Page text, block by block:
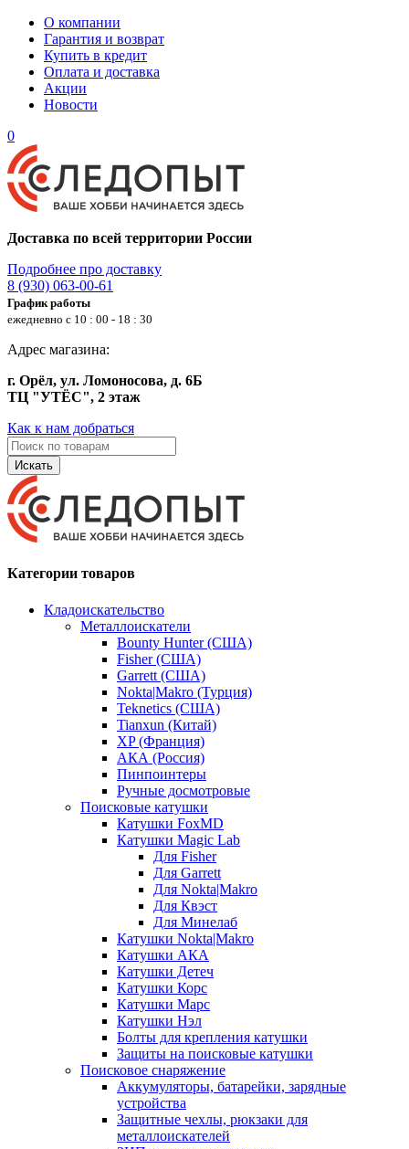
О компании
Гарантия и возврат
Купить в кредит
Оплата и доставка
Акции
Новости
0
Доставка по всей территории России
Подробнее про доставку
8 (930) 063-00-61
График работы
ежедневно с 10 : 00 - 18 : 30
Адрес магазина:
г. Орёл, ул. Ломоносова, д. 6Б
ТЦ "УТЁС", 2 этаж
Как к нам добраться
Искать
Категории товаров
Кладоискательство
Металлоискатели
Bounty Hunter (США)
Fisher (США)
Garrett (США)
Nokta|Makro (Турция)
Teknetics (США)
Tianxun (Китай)
XP (Франция)
АКА (Россия)
Пинпоинтеры
Ручные досмотровые
Поисковые катушки
Катушки FoxMD
Катушки Magic Lab
Для Fisher
Для Garrett
Для Nokta|Makro
Для Квэст
Для Минелаб
Катушки Nokta|Makro
Катушки АКА
Катушки Детеч
Катушки Корс
Катушки Марс
Катушки Нэл
Болты для крепления катушки
Защиты на поисковые катушки
Поисковое снаряжение
Аккумуляторы, батарейки, зарядные
устройства
Защитные чехлы, рюкзаки для
металлоискателей